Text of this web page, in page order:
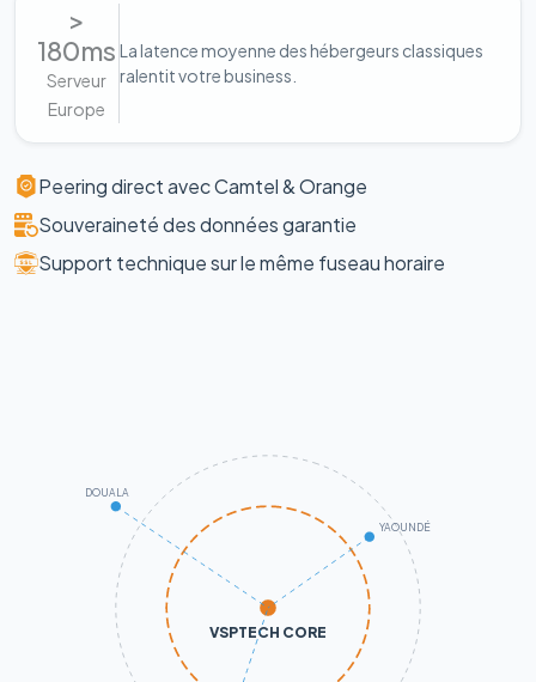
>
180ms
Serveur
Europe
La latence moyenne des hébergeurs classiques
ralentit votre business.
Peering direct avec Camtel & Orange
Souveraineté des données garantie
Support technique sur le même fuseau horaire
VSPTECH CORE
DOUALA
YAOUNDÉ